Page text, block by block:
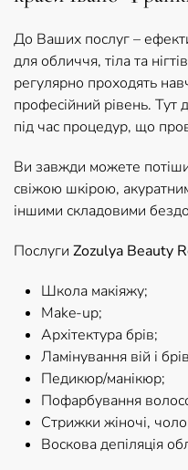
До Ваших послуг –
для обличчя, тіла та
регулярно проходять
професійний рівень. Тут
під час процедур, що
Ви завжди можете
свіжою шкірою,
іншими складовими
Послуги Zozulya Beauty
Школа макіяжу;
Make-up;
Архітектура брів;
Ламінування вій і
Педикюр/манікюр;
Пофарбування
Стрижки жіночі,
Воскова депіляція